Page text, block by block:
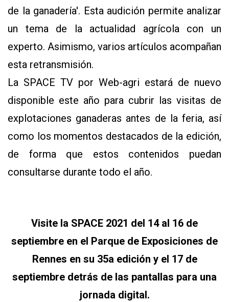
de la ganadería'. Esta audición permite analizar
un tema de la actualidad agrícola con un
experto. Asimismo, varios artículos acompañan
esta retransmisión.
La SPACE TV por Web-agri estará de nuevo
disponible este año para cubrir las visitas de
explotaciones ganaderas antes de la feria, así
como los momentos destacados de la edición,
de forma que estos contenidos puedan
consultarse durante todo el año.
Visite la SPACE 2021 del 14 al 16 de
septiembre en el Parque de Exposiciones de
Rennes en su 35a edición y el 17 de
septiembre detrás de las pantallas para una
jornada digital.